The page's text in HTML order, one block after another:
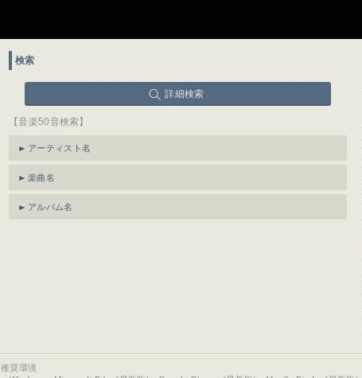
検索
詳細検索
【音楽50音検索】
アーティスト名
楽曲名
アルバム名
推奨環境